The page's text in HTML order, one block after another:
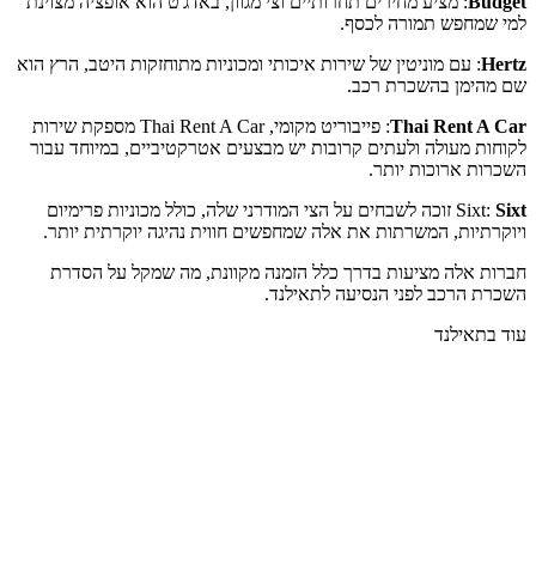
למי שמחפש תמורה לכסף.
Hertz: עם מוניטין של שירות איכותי ומכוניות מתוחזקות היטב, הרץ הוא
שם מהימן בהשכרת רכב.
Thai Rent A Car
: פייבוריט מקומי, Thai Rent A Car מספקת שירות
לקוחות מעולה ולעתים קרובות יש מבצעים אטרקטיביים, במיוחד עבור
השכרות ארוכות יותר.
Sixt: Sixt
זוכה לשבחים על הצי המודרני שלה, כולל מכוניות פרימיום
ויוקרתיות, המשרתות את אלה שמחפשים חווית נהיגה יוקרתית יותר.
חברות אלה מציעות בדרך כלל הזמנה מקוונת, מה שמקל על הסדרת
השכרת הרכב לפני הנסיעה לתאילנד.
עוד בתאילנד